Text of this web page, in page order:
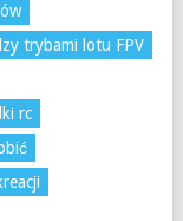
trybami lotu FPV
rc